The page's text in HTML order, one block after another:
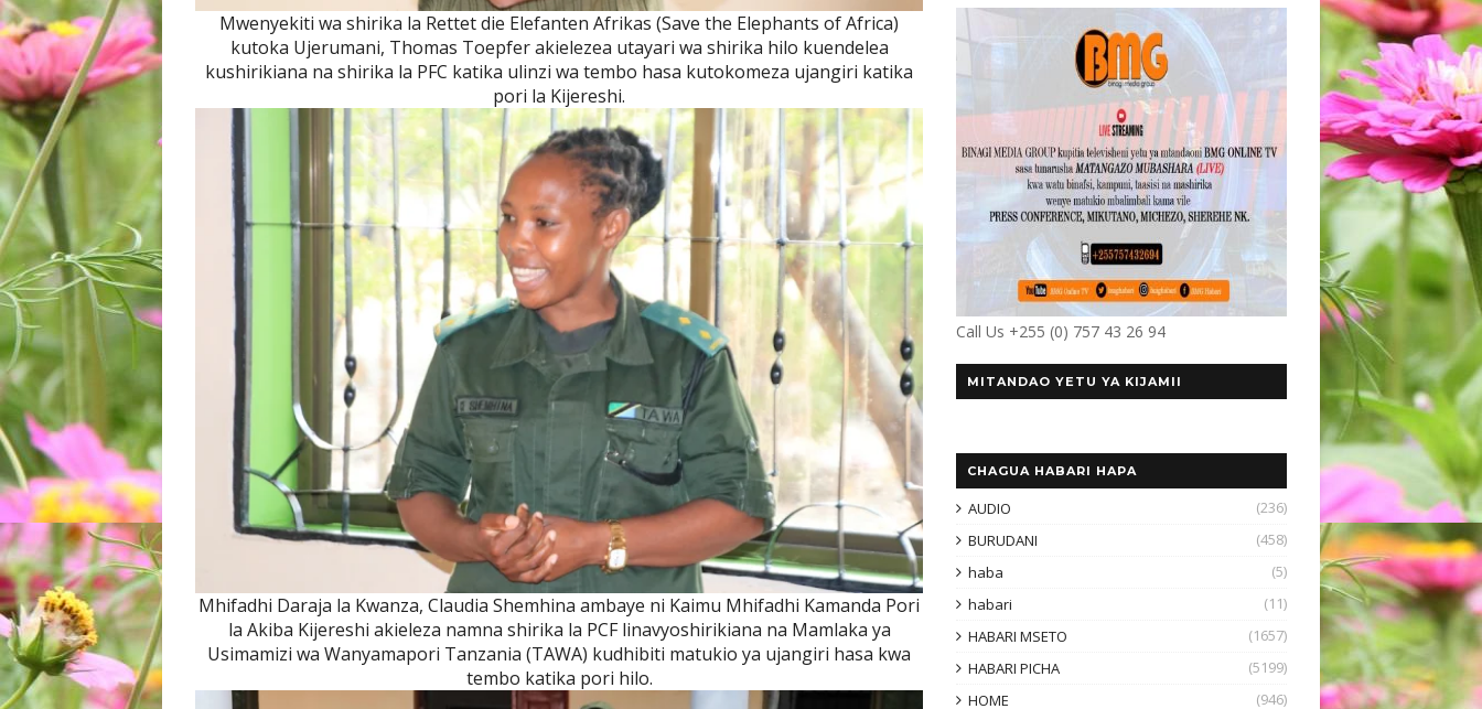
Mwenyekiti wa shirika la Rettet die Elefanten Afrikas (Save the Elephants of Africa)
kutoka Ujerumani, Thomas Toepfer akielezea utayari wa shirika hilo kuendelea
kushirikiana na shirika la PFC katika ulinzi wa tembo hasa kutokomeza ujangiri katika
pori la Kijereshi.
Mhifadhi Daraja la Kwanza, Claudia Shemhina ambaye ni Kaimu Mhifadhi Kamanda Pori
la Akiba Kijereshi akieleza namna shirika la PCF linavyoshirikiana na Mamlaka ya
Usimamizi wa Wanyamapori Tanzania (TAWA) kudhibiti matukio ya ujangiri hasa kwa
tembo katika pori hilo.
Call Us +255 (0) 757 43 26 94
MITANDAO YETU YA KIJAMII
CHAGUA HABARI HAPA
AUDIO
(236)
BURUDANI
(458)
haba
(5)
habari
(11)
HABARI MSETO
(1657)
HABARI PICHA
(5199)
HOME
(946)